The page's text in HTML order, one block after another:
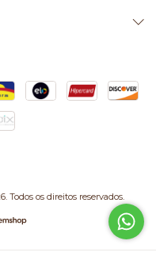
Todos os direitos reservados.